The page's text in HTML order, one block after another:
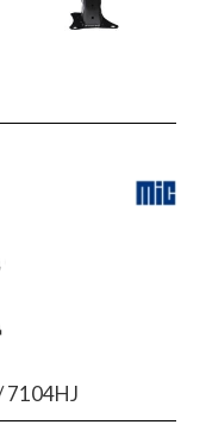
7104HJ